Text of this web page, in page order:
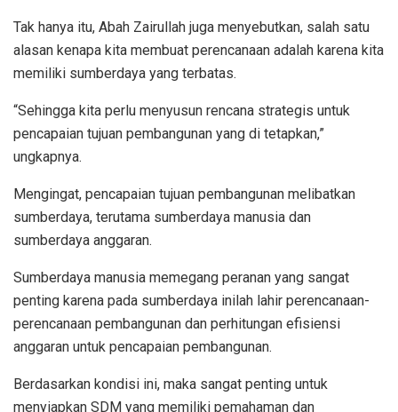
Tak hanya itu, Abah Zairullah juga menyebutkan, salah satu
alasan kenapa kita membuat perencanaan adalah karena kita
memiliki sumberdaya yang terbatas.
“Sehingga kita perlu menyusun rencana strategis untuk
pencapaian tujuan pembangunan yang di tetapkan,”
ungkapnya.
Mengingat, pencapaian tujuan pembangunan melibatkan
sumberdaya, terutama sumberdaya manusia dan
sumberdaya anggaran.
Sumberdaya manusia memegang peranan yang sangat
penting karena pada sumberdaya inilah lahir perencanaan-
perencanaan pembangunan dan perhitungan efisiensi
anggaran untuk pencapaian pembangunan.
Berdasarkan kondisi ini, maka sangat penting untuk
menyiapkan SDM yang memiliki pemahaman dan